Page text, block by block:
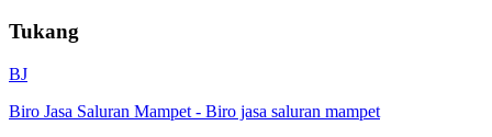
Tukang
BJ
Biro Jasa Saluran Mampet - Biro jasa saluran mampet